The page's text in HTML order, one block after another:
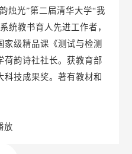
烛光”第二届清华大学“我
统教书育人先进工作者，
家级精品课《测试与检测
荷韵诗社社长。获教育部
科技成果奖。著有教材和
放